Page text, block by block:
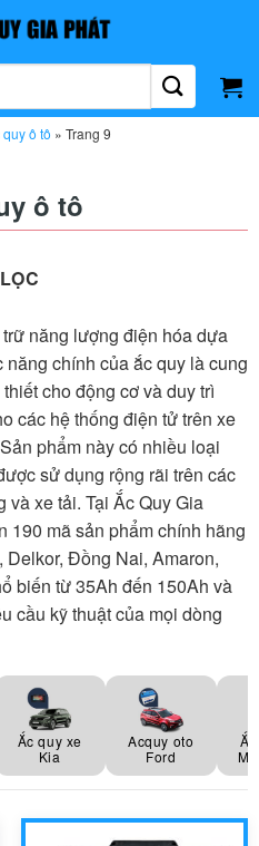
quy ô tô » Trang 9
ô tô
LỌC
năng lượng điện hóa dựa
chính của ắc quy là cung
cho động cơ và duy trì
các hệ thống điện tử trên xe
phẩm này có nhiều loại
sử dụng rộng rãi trên các
và xe tải. Tại Ắc Quy Gia
190 mã sản phẩm chính hãng
Delkor, Đồng Nai, Amaron,
biến từ 35Ah đến 150Ah và
cầu kỹ thuật của mọi dòng
Ắc quy xe
Kia
Acquy oto
Ford